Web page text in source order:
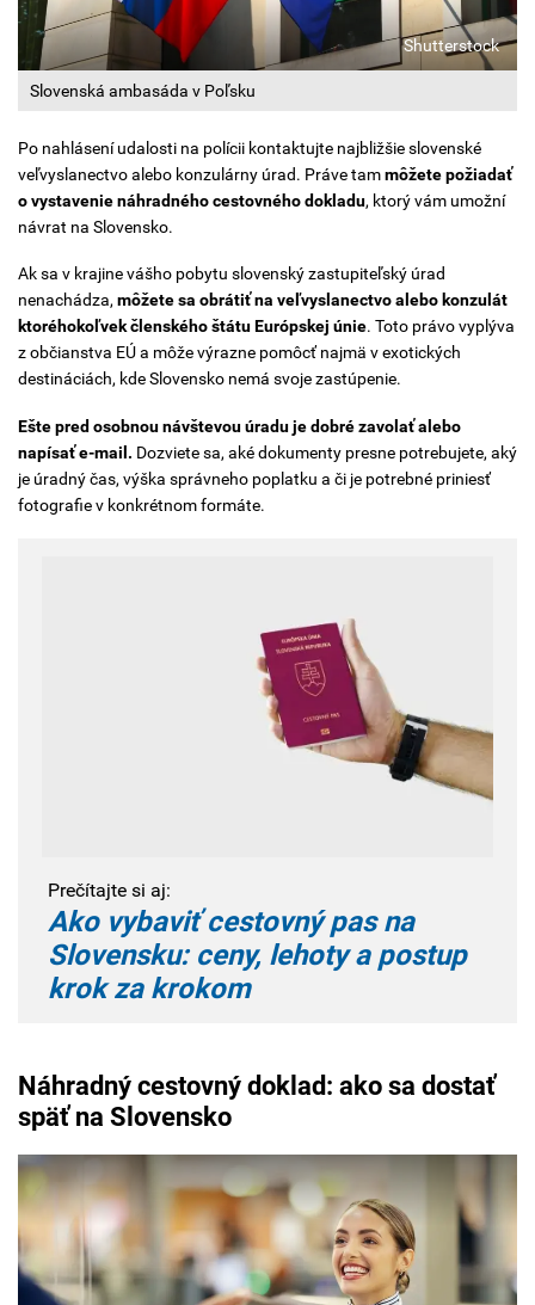
Slovenská ambasáda v Poľsku
Shutterstock
Po nahlásení udalosti na polícii kontaktujte najbližšie slovenské
veľvyslanectvo alebo konzulárny úrad. Práve tammôžete požiadať
o vystavenie náhradného cestovného dokladu, ktorý vám umožní
návrat na Slovensko.
Ak sa v krajine vášho pobytu slovenský zastupiteľský úrad
nenachádza, môžete sa obrátiť na veľvyslanectvo alebo konzulát
ktoréhokoľvek členského štátu Európskej únie. Toto právo vyplýva
z občianstva EÚ a môže výrazne pomôcť najmä v exotických
destináciách, kde Slovensko nemá svoje zastúpenie.
Ešte pred osobnou návštevou úradu je dobré zavolať alebo
napísať e-mail. Dozviete sa, aké dokumenty presne potrebujete, aký
je úradný čas, výška správneho poplatku a či je potrebné priniesť
fotografie v konkrétnom formáte.
Prečítajte si aj:
Ako vybaviť cestovný pas na
Slovensku: ceny, lehoty a postup
krok za krokom
Náhradný cestovný doklad: ako sa dostať
späť na Slovensko